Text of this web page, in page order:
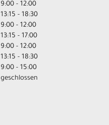
9:00 - 12:00
13:15 - 18:30
9:00 - 12:00
13:15 - 17:00
9:00 - 12:00
13:15 - 18:30
9:00 - 15:00
geschlossen